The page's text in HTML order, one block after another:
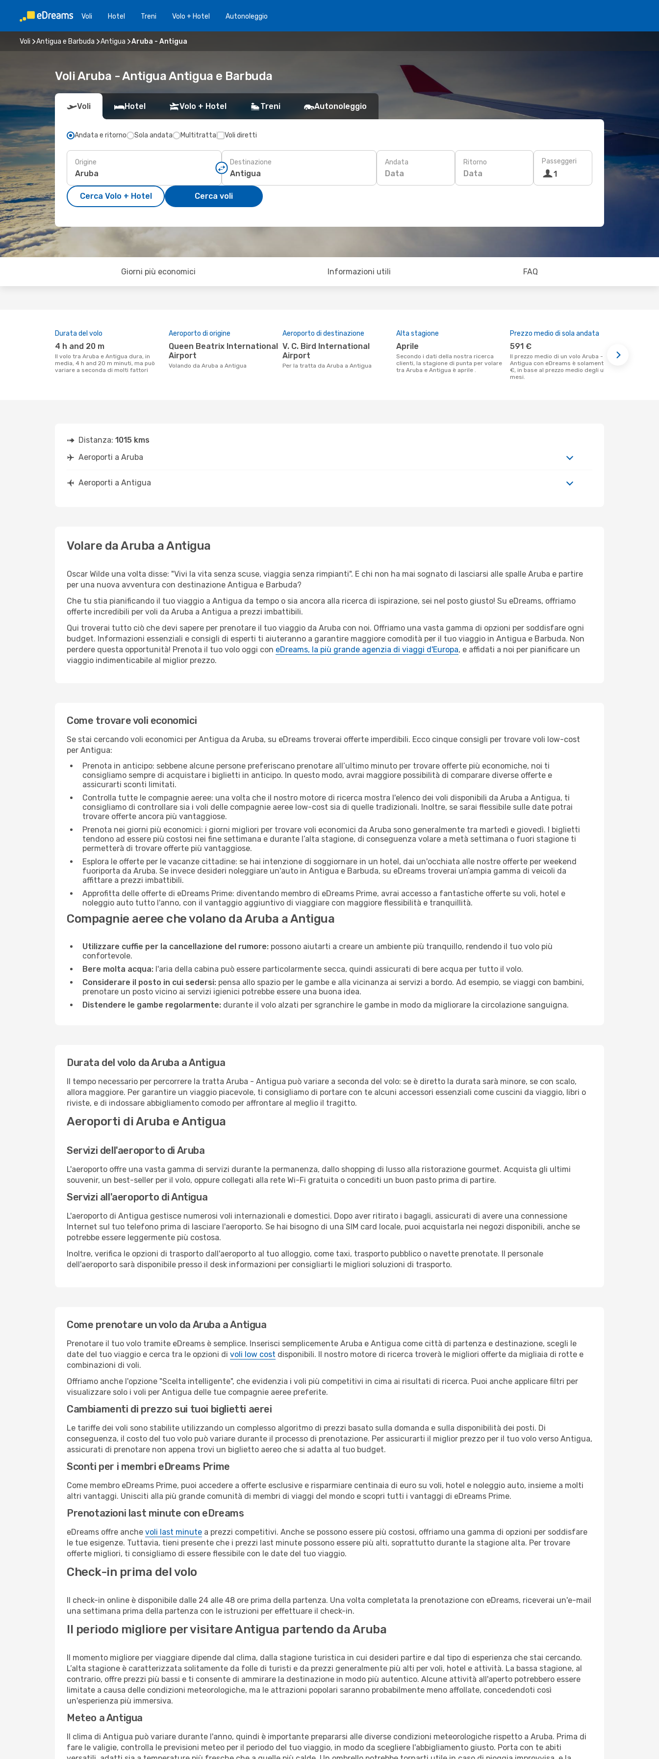
Voli Hotel Treni Volo + Hotel Autonoleggio
Voli Antigua e Barbuda Antigua Aruba - Antigua
Voli Aruba - Antigua Antigua e Barbuda
Voli Hotel Volo + Hotel Treni Autonoleggio
Andata e ritorno Sola andata Multitratta Voli diretti
Origine Destinazione Andata
Data
Ritorno
Data
Passeggeri
1
Cerca Volo + Hotel Cerca voli
Giorni più economici Informazioni utili FAQ
Durata del volo
4 h and 20 m
Il volo tra Aruba e Antigua dura, in
media, 4 h and 20 m minuti, ma può
variare a seconda di molti fattori
Aeroporto di origine
Queen Beatrix International
Airport
Volando da Aruba a Antigua
Aeroporto di destinazione
V. C. Bird International
Airport
Per la tratta da Aruba a Antigua
Alta stagione
aprile
Secondo i dati della nostra ricerca
clienti, la stagione di punta per volare
tra Aruba e Antigua è aprile .
Prezzo medio di sola andata
591 €
Il prezzo medio di un volo Aruba -
Antigua con eDreams è solamente 591
€, in base al prezzo medio degli ultimi
mesi.
Distanza: 1015 kms
Aeroporti a Aruba
Aeroporti a Antigua
Volare da Aruba a Antigua
Oscar Wilde una volta disse: "Vivi la vita senza scuse, viaggia senza rimpianti". E chi non ha mai sognato di lasciarsi alle spalle Aruba e partire
per una nuova avventura con destinazione Antigua e Barbuda?
Che tu stia pianificando il tuo viaggio a Antigua da tempo o sia ancora alla ricerca di ispirazione, sei nel posto giusto! Su eDreams, offriamo
offerte incredibili per voli da Aruba a Antigua a prezzi imbattibili.
Qui troverai tutto ciò che devi sapere per prenotare il tuo viaggio da Aruba con noi. Offriamo una vasta gamma di opzioni per soddisfare ogni
budget. Informazioni essenziali e consigli di esperti ti aiuteranno a garantire maggiore comodità per il tuo viaggio in Antigua e Barbuda. Non
perdere questa opportunità! Prenota il tuo volo oggi con eDreams, la più grande agenzia di viaggi d'Europa, e affidati a noi per pianificare un
viaggio indimenticabile al miglior prezzo.
Come trovare voli economici
Se stai cercando voli economici per Antigua da Aruba, su eDreams troverai offerte imperdibili. Ecco cinque consigli per trovare voli low-cost
per Antigua:
Prenota in anticipo: sebbene alcune persone preferiscano prenotare all’ultimo minuto per trovare offerte più economiche, noi ti
consigliamo sempre di acquistare i biglietti in anticipo. In questo modo, avrai maggiore possibilità di comparare diverse offerte e
assicurarti sconti limitati.
Controlla tutte le compagnie aeree: una volta che il nostro motore di ricerca mostra l'elenco dei voli disponibili da Aruba a Antigua, ti
consigliamo di controllare sia i voli delle compagnie aeree low-cost sia di quelle tradizionali. Inoltre, se sarai flessibile sulle date potrai
trovare offerte ancora più vantaggiose.
Prenota nei giorni più economici: i giorni migliori per trovare voli economici da Aruba sono generalmente tra martedì e giovedì. I biglietti
tendono ad essere più costosi nei fine settimana e durante l’alta stagione, di conseguenza volare a metà settimana o fuori stagione ti
permetterà di trovare offerte più vantaggiose.
Esplora le offerte per le vacanze cittadine: se hai intenzione di soggiornare in un hotel, dai un'occhiata alle nostre offerte per weekend
fuoriporta da Aruba. Se invece desideri noleggiare un'auto in Antigua e Barbuda, su eDreams troverai un’ampia gamma di veicoli da
affittare a prezzi imbattibili.
Approfitta delle offerte di eDreams Prime: diventando membro di eDreams Prime, avrai accesso a fantastiche offerte su voli, hotel e
noleggio auto tutto l'anno, con il vantaggio aggiuntivo di viaggiare con maggiore flessibilità e tranquillità.
Compagnie aeree che volano da Aruba a Antigua
Utilizzare cuffie per la cancellazione del rumore: possono aiutarti a creare un ambiente più tranquillo, rendendo il tuo volo più
confortevole.
Bere molta acqua: l'aria della cabina può essere particolarmente secca, quindi assicurati di bere acqua per tutto il volo.
Considerare il posto in cui sedersi: pensa allo spazio per le gambe e alla vicinanza ai servizi a bordo. Ad esempio, se viaggi con bambini,
prenotare un posto vicino ai servizi igienici potrebbe essere una buona idea.
Distendere le gambe regolarmente: durante il volo alzati per sgranchire le gambe in modo da migliorare la circolazione sanguigna.
Durata del volo da Aruba a Antigua
Il tempo necessario per percorrere la tratta Aruba - Antigua può variare a seconda del volo: se è diretto la durata sarà minore, se con scalo,
allora maggiore. Per garantire un viaggio piacevole, ti consigliamo di portare con te alcuni accessori essenziali come cuscini da viaggio, libri o
riviste, e di indossare abbigliamento comodo per affrontare al meglio il tragitto.
Aeroporti di Aruba e Antigua
Servizi dell'aeroporto di Aruba
L'aeroporto offre una vasta gamma di servizi durante la permanenza, dallo shopping di lusso alla ristorazione gourmet. Acquista gli ultimi
souvenir, un best-seller per il volo, oppure collegati alla rete Wi-Fi gratuita o concediti un buon pasto prima di partire.
Servizi all'aeroporto di Antigua
L'aeroporto di Antigua gestisce numerosi voli internazionali e domestici. Dopo aver ritirato i bagagli, assicurati di avere una connessione
Internet sul tuo telefono prima di lasciare l'aeroporto. Se hai bisogno di una SIM card locale, puoi acquistarla nei negozi disponibili, anche se
potrebbe essere leggermente più costosa.
Inoltre, verifica le opzioni di trasporto dall'aeroporto al tuo alloggio, come taxi, trasporto pubblico o navette prenotate. Il personale
dell'aeroporto sarà disponibile presso il desk informazioni per consigliarti le migliori soluzioni di trasporto.
Come prenotare un volo da Aruba a Antigua
Prenotare il tuo volo tramite eDreams è semplice. Inserisci semplicemente Aruba e Antigua come città di partenza e destinazione, scegli le
date del tuo viaggio e cerca tra le opzioni di voli low cost disponibili. Il nostro motore di ricerca troverà le migliori offerte da migliaia di rotte e
combinazioni di voli.
Offriamo anche l'opzione "Scelta intelligente", che evidenzia i voli più competitivi in cima ai risultati di ricerca. Puoi anche applicare filtri per
visualizzare solo i voli per Antigua delle tue compagnie aeree preferite.
Cambiamenti di prezzo sui tuoi biglietti aerei
Le tariffe dei voli sono stabilite utilizzando un complesso algoritmo di prezzi basato sulla domanda e sulla disponibilità dei posti. Di
conseguenza, il costo del tuo volo può variare durante il processo di prenotazione. Per assicurarti il miglior prezzo per il tuo volo verso Antigua,
assicurati di prenotare non appena trovi un biglietto aereo che si adatta al tuo budget.
Sconti per i membri eDreams Prime
Come membro eDreams Prime, puoi accedere a offerte esclusive e risparmiare centinaia di euro su voli, hotel e noleggio auto, insieme a molti
altri vantaggi. Unisciti alla più grande comunità di membri di viaggi del mondo e scopri tutti i vantaggi di eDreams Prime.
Prenotazioni last minute con eDreams
eDreams offre anche voli last minute a prezzi competitivi. Anche se possono essere più costosi, offriamo una gamma di opzioni per soddisfare
le tue esigenze. Tuttavia, tieni presente che i prezzi last minute possono essere più alti, soprattutto durante la stagione alta. Per trovare
offerte migliori, ti consigliamo di essere flessibile con le date del tuo viaggio.
Check-in prima del volo
Il check-in online è disponibile dalle 24 alle 48 ore prima della partenza. Una volta completata la prenotazione con eDreams, riceverai un'e-mail
una settimana prima della partenza con le istruzioni per effettuare il check-in.
Il periodo migliore per visitare Antigua partendo da Aruba
Il momento migliore per viaggiare dipende dal clima, dalla stagione turistica in cui desideri partire e dal tipo di esperienza che stai cercando.
L’alta stagione è caratterizzata solitamente da folle di turisti e da prezzi generalmente più alti per voli, hotel e attività. La bassa stagione, al
contrario, offre prezzi più bassi e ti consente di ammirare la destinazione in modo più autentico. Alcune attività all'aperto potrebbero essere
limitate a causa delle condizioni meteorologiche, ma le attrazioni popolari saranno probabilmente meno affollate, concedendoti così
un'esperienza più immersiva.
Meteo a Antigua
Il clima di Antigua può variare durante l'anno, quindi è importante prepararsi alle diverse condizioni meteorologiche rispetto a Aruba. Prima di
fare le valigie, controlla le previsioni meteo per il periodo del tuo viaggio, in modo da scegliere l'abbigliamento giusto. Porta con te abiti